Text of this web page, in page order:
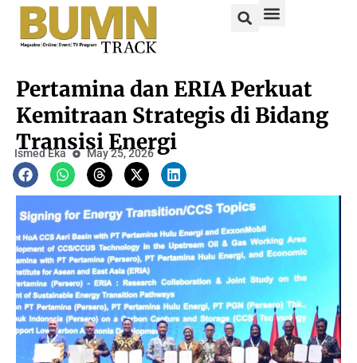
Pertamina dan ERIA Perkuat
Kemitraan Strategis di Bidang
Transisi Energi
Ismed Eka May 25, 2026